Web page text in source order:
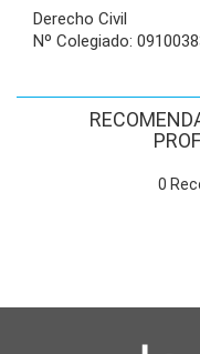
Derecho Civil
Nº Colegiado:
0